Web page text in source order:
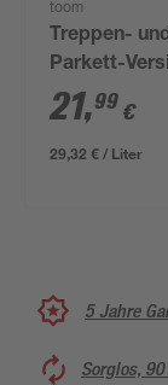
toom
Treppen-
Parkett-
transparent
21,99 €
29,32 € / Liter
5 Jahre
Sorglos,